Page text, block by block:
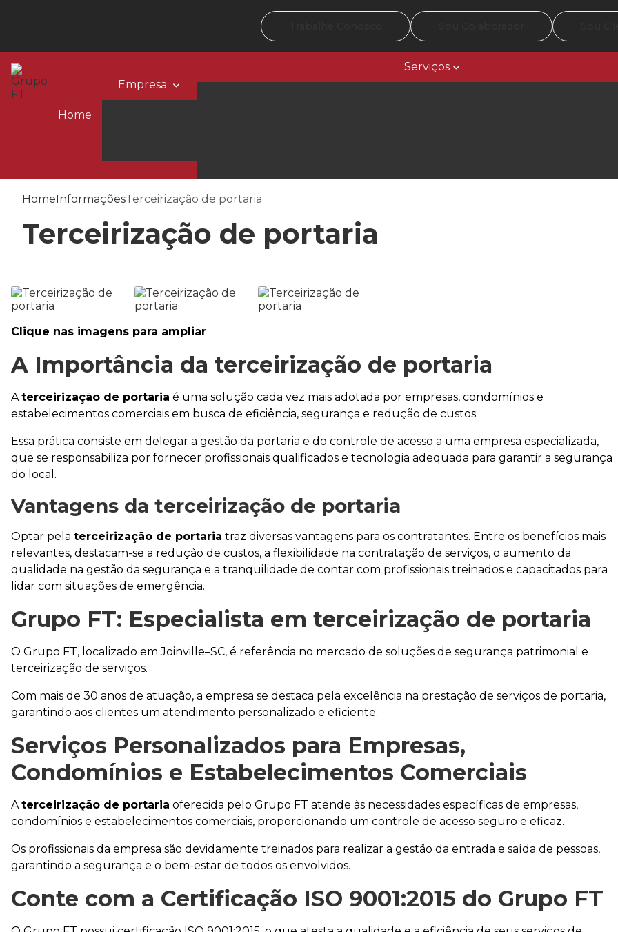
Home
Empresa
Serviços
HomeInformaçõesTerceirização de portaria
Terceirização de portaria
Clique nas imagens para ampliar
A Importância da terceirização de portaria
Aterceirização de portaria é uma solução cada vez mais adotada por empresas, condomínios e
estabelecimentos comerciais em busca de eficiência, segurança e redução de custos.
Essa prática consiste em delegar a gestão da portaria e do controle de acesso a uma empresa especializada,
que se responsabiliza por fornecer profissionais qualificados e tecnologia adequada para garantir a segurança
do local.
Vantagens da terceirização de portaria
Optar pela terceirização de portaria traz diversas vantagens para os contratantes. Entre os benefícios mais
relevantes, destacam-se a redução de custos, a flexibilidade na contratação de serviços, o aumento da
qualidade na gestão da segurança e a tranquilidade de contar com profissionais treinados e capacitados para
lidar com situações de emergência.
Grupo FT: Especialista em terceirização de portaria
O Grupo FT, localizado em Joinville–SC, é referência no mercado de soluções de segurança patrimonial e
terceirização de serviços.
Com mais de 30 anos de atuação, a empresa se destaca pela excelência na prestação de serviços de portaria,
garantindo aos clientes um atendimento personalizado e eficiente.
Serviços Personalizados para Empresas,
Condomínios e Estabelecimentos Comerciais
Aterceirização de portaria oferecida pelo Grupo FT atende às necessidades específicas de empresas,
condomínios e estabelecimentos comerciais, proporcionando um controle de acesso seguro e eficaz.
Os profissionais da empresa são devidamente treinados para realizar a gestão da entrada e saída de pessoas,
garantindo a segurança e o bem-estar de todos os envolvidos.
Conte com a Certificação ISO 9001:2015 do Grupo FT